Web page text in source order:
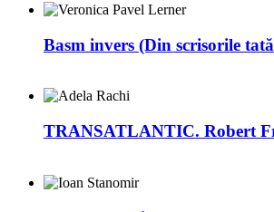
Basm invers (Din scrisorile
TRANSATLANTIC. Robert